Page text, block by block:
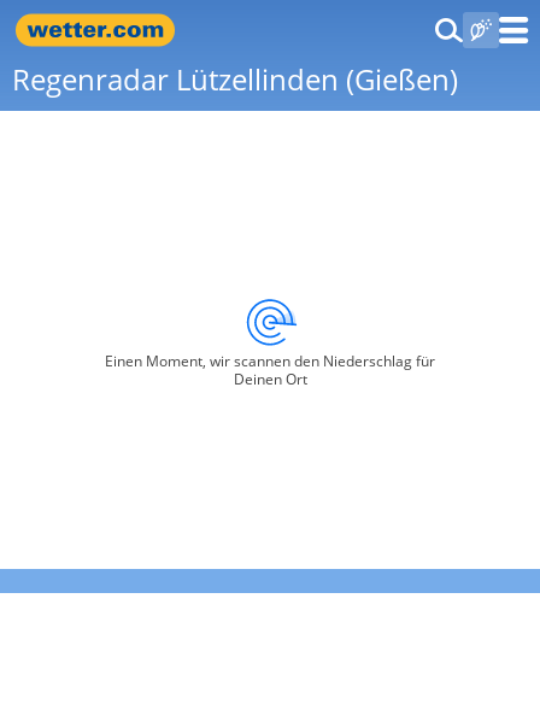
Regenradar Lützellinden (Gießen)
Einen Moment, wir scannen den Niederschlag für
Deinen Ort